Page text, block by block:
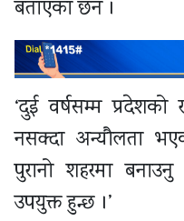
बताएका छन ।
‘दुई वर्षसम्म प्रदेशको
नसक्दा अन्यौलता
पुरानो शहरमा
उपयुक्त हुन्छ ।’